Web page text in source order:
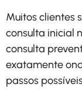
Muitos clientes
consulta inicial
consulta
exatamente
passos